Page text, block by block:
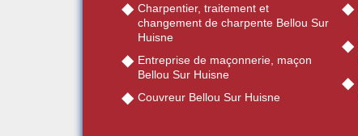
Charpentier, traitement et
changement de charpente Bellou Sur
Huisne
Entreprise de maçonnerie, maçon
Bellou Sur Huisne
Couvreur Bellou Sur Huisne